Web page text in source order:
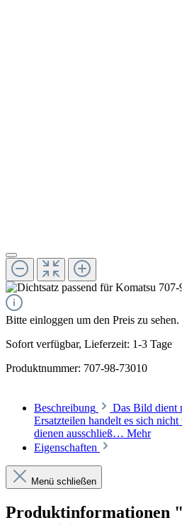
Bitte einloggen um den Preis zu sehen.
Sofort verfügbar, Lieferzeit: 1-3 Tage
Produktnummer: 707-98-73010
Beschreibung
Das Bild dient
Ersatzteilen handelt es sich
dienen ausschließ… Mehr
Eigenschaften
Menü schließen
Produktinformationen